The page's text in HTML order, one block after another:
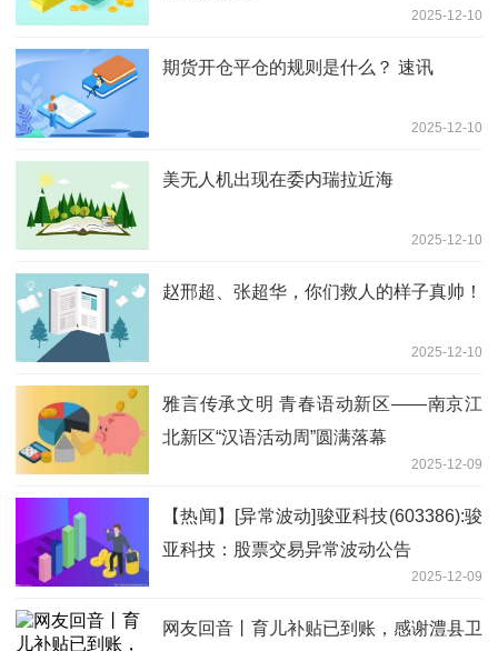
2025-12-10
期货开仓平仓的规则是什么？ 速讯
2025-12-10
美无人机出现在委内瑞拉近海
2025-12-10
赵邢超、张超华，你们救人的样子真帅！
2025-12-10
雅言传承文明 青春语动新区——南京江
北新区“汉语活动周”圆满落幕
2025-12-09
【热闻】[异常波动]骏亚科技(603386):骏
亚科技：股票交易异常波动公告
2025-12-09
网友回音丨育儿补贴已到账，感谢澧县卫